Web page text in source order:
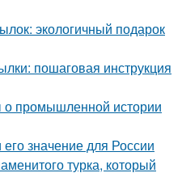
экологичный подарок
пошаговая инструкция
о промышленной истории
значение для России
турка, который